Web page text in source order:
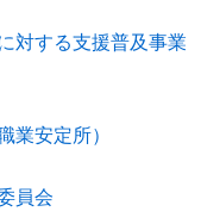
対する支援普及事業
業安定所）
員会